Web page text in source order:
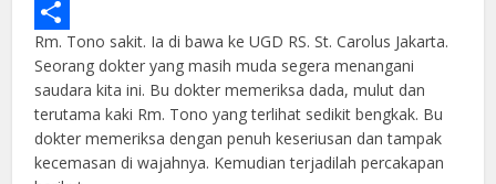
Print
Share
Rm. Tono sakit. Ia di bawa ke UGD RS. St. Carolus Jakarta.
Seorang dokter yang masih muda segera menangani
saudara kita ini. Bu dokter memeriksa dada, mulut dan
terutama kaki Rm. Tono yang terlihat sedikit bengkak. Bu
dokter memeriksa dengan penuh keseriusan dan tampak
kecemasan di wajahnya. Kemudian terjadilah percakapan